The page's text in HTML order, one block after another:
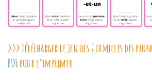
>>> Télécharger le jeu des 7 familles des
PDFpour l’imprimer.